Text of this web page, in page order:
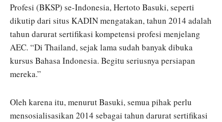
Profesi (BKSP) se-Indonesia, Hertoto Basuki, seperti
dikutip dari situs KADIN mengatakan, tahun 2014 adalah
tahun darurat sertifikasi kompetensi profesi menjelang
AEC. “Di Thailand, sejak lama sudah banyak dibuka
kursus Bahasa Indonesia. Begitu seriusnya persiapan
mereka.”
Oleh karena itu, menurut Basuki, semua pihak perlu
mensosialisasikan 2014 sebagai tahun darurat sertifikasi